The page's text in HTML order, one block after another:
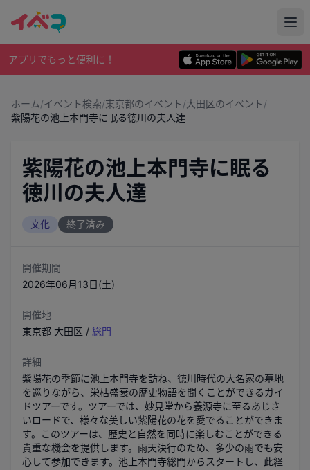
アプリでもっと便利に！
ホーム/イベント検索/東京都のイベント/大田区のイベント/
紫陽花の池上本門寺に眠る徳川の夫人達
紫陽花の池上本門寺に眠る
徳川の夫人達
文化 終了済み
開催期間
2026年06月13日(土)
開催地
東京都 大田区 / 総門
詳細
紫陽花の季節に池上本門寺を訪ね、徳川時代の大名家の墓地
を巡りながら、栄枯盛衰の歴史物語を聞くことができるガイ
ドツアーです。ツアーでは、妙見堂から養源寺に至るあじさ
いロードで、様々な美しい紫陽花の花を愛でることができま
す。このツアーは、歴史と自然を同時に楽しむことができる
貴重な機会を提供します。雨天決行のため、多少の雨でも安
心して参加できます。池上本門寺総門からスタートし、此経